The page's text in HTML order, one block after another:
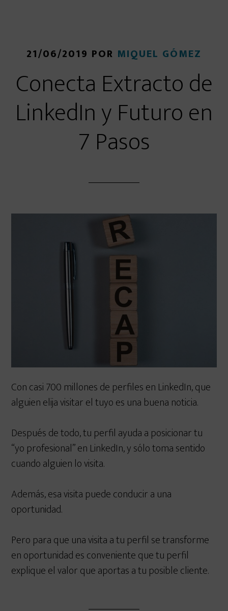
21/06/2019 POR MIQUEL GÓMEZ
Conecta Extracto de
LinkedIn y Futuro en
7 Pasos
Con casi 700 millones de perfiles en LinkedIn, que
alguien elija visitar el tuyo es una buena noticia.
Después de todo, tu perfil ayuda a posicionar tu
“yo profesional” en LinkedIn, y sólo toma sentido
cuando alguien lo visita.
Además, esa visita puede conducir a una
oportunidad.
Pero para que una visita a tu perfil se transforme
en oportunidad es conveniente que tu perfil
explique el valor que aportas a tu posible cliente.